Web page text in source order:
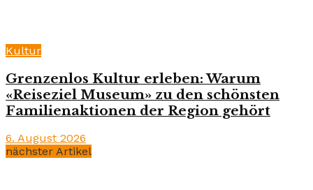
Kultur
Grenzenlos Kultur erleben: Warum
«Reiseziel Museum» zu den schönsten
Familienaktionen der Region gehört
6. August 2026
nächster Artikel